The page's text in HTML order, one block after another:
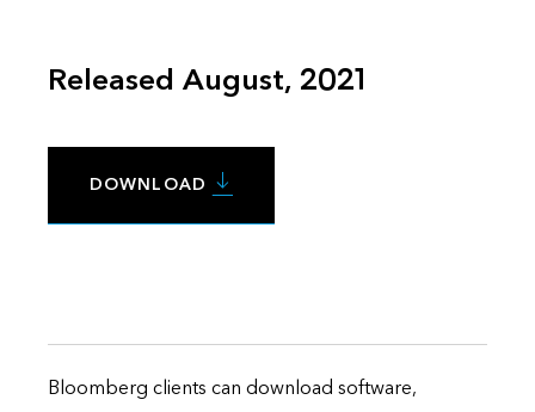
Released August, 2021
DOWNLOAD
Bloomberg clients can download software,